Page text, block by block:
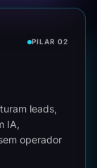
PILAR 02
leads,
IA,
operador